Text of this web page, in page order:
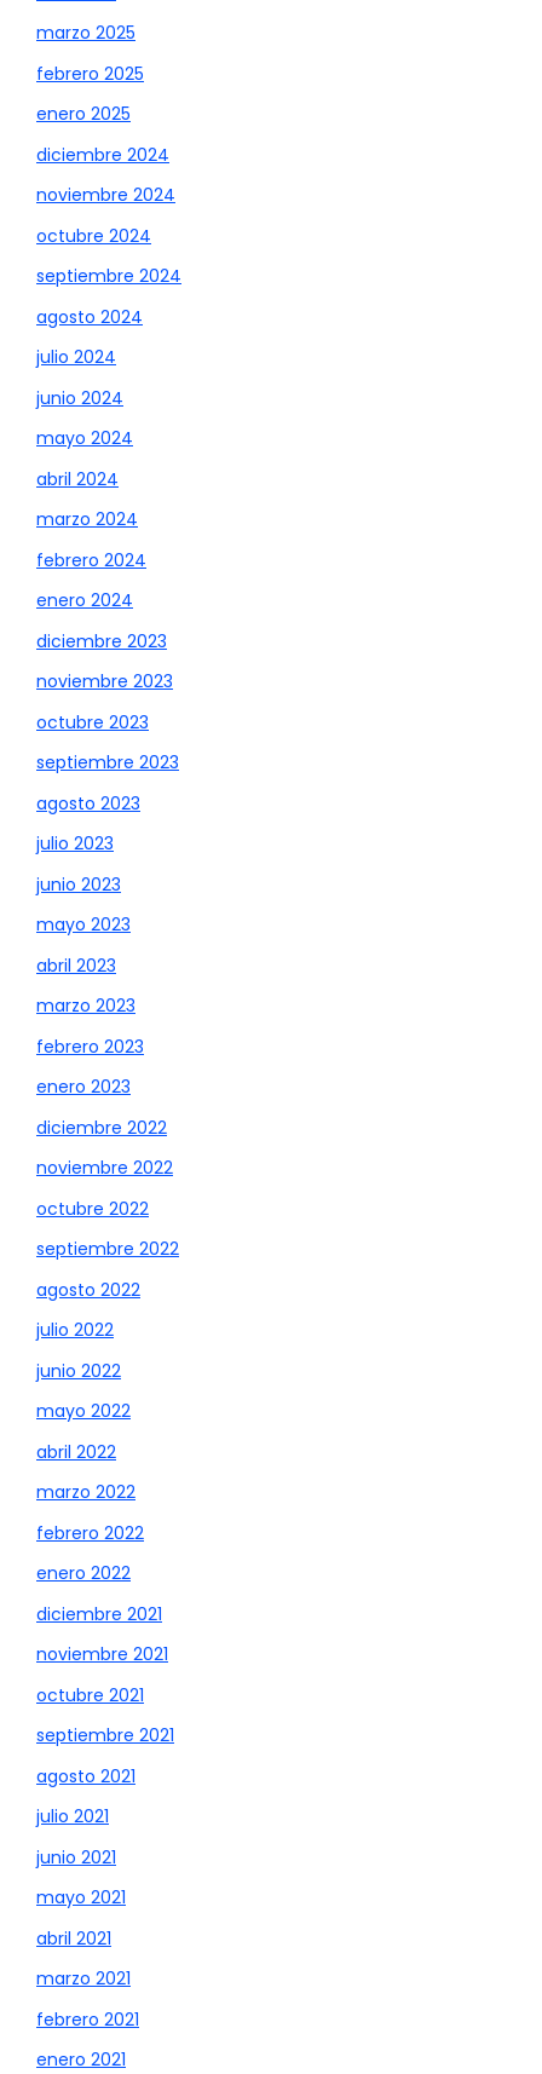
marzo 2025
febrero 2025
enero 2025
diciembre 2024
noviembre 2024
octubre 2024
septiembre 2024
agosto 2024
julio 2024
junio 2024
mayo 2024
abril 2024
marzo 2024
febrero 2024
enero 2024
diciembre 2023
noviembre 2023
octubre 2023
septiembre 2023
agosto 2023
julio 2023
junio 2023
mayo 2023
abril 2023
marzo 2023
febrero 2023
enero 2023
diciembre 2022
noviembre 2022
octubre 2022
septiembre 2022
agosto 2022
julio 2022
junio 2022
mayo 2022
abril 2022
marzo 2022
febrero 2022
enero 2022
diciembre 2021
noviembre 2021
octubre 2021
septiembre 2021
agosto 2021
julio 2021
junio 2021
mayo 2021
abril 2021
marzo 2021
febrero 2021
enero 2021